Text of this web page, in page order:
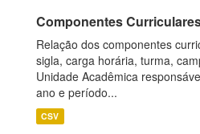
Componentes
Relação dos componentes
sigla, carga horária, turma,
Unidade Acadêmica
ano e período...
CSV